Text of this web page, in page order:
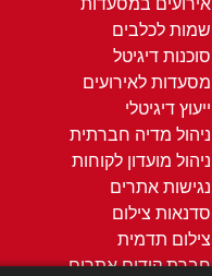
אירועים במסעדות
שמות לכלבים
סוכנות דיגיטל
מסעדות לאירועים
ייעוץ דיגיטלי
ניהול מדיה חברתית
ניהול מועדון לקוחות
נגישות אתרים
סדנאות צילום
צילום תדמית
חברת קידום אתרים